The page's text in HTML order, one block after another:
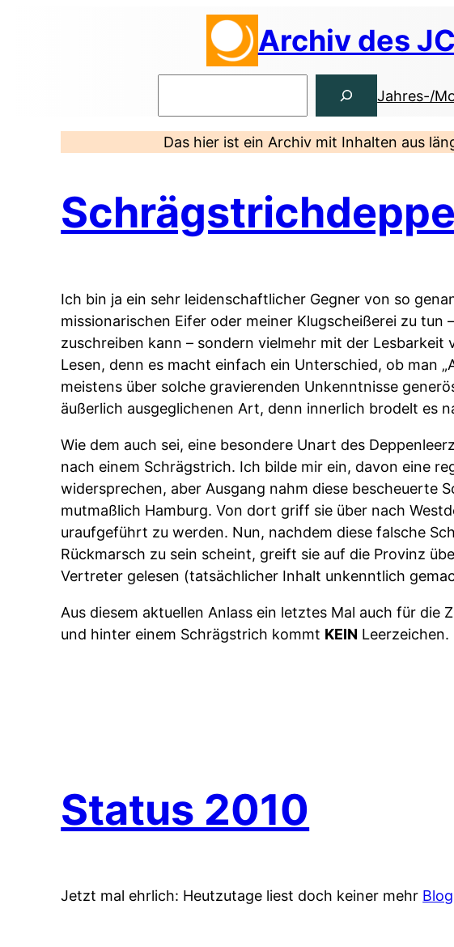
Archiv des
Jahres-/
Das hier ist ein Archiv mit Inhalten aus
Ich bin ja ein sehr leidenschaftlicher Gegner von so
missionarischen Eifer oder meiner Klugscheißerei zu
zuschreiben kann – sondern vielmehr mit der
Lesen, denn es macht einfach ein Unterschied, ob man
meistens über solche gravierenden Unkenntnisse
äußerlich ausgeglichenen Art, denn innerlich brodelt es
Wie dem auch sei, eine besondere Unart des
nach einem Schrägstrich. Ich bilde mir ein, davon eine
widersprechen, aber Ausgang nahm diese bescheuerte
mutmaßlich Hamburg. Von dort griff sie über nach
uraufgeführt zu werden. Nun, nachdem diese falsche
Rückmarsch zu sein scheint, greift sie auf die Provinz
Vertreter gelesen (tatsächlicher Inhalt unkenntlich
Aus diesem aktuellen Anlass ein letztes Mal auch für
und hinter einem Schrägstrich kommt KEIN
Status 2010
Jetzt mal ehrlich: Heutzutage liest doch keiner mehr